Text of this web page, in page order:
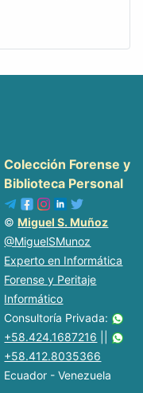
Colección Forense y
Biblioteca Personal
©Miguel S. Muñoz
@MiguelSMunoz
Experto en Informática
Forense y Peritaje
Informático
Consultoría Privada:
+58.424.1687216
+58.412.8035366
Ecuador - Venezuela